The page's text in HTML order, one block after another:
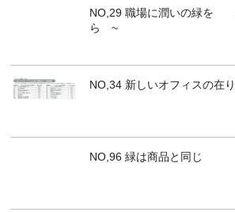
NO,29 職場に潤いの緑を
ら ~
NO,34 新しいオフィスの在
NO,96 緑は商品と同じ